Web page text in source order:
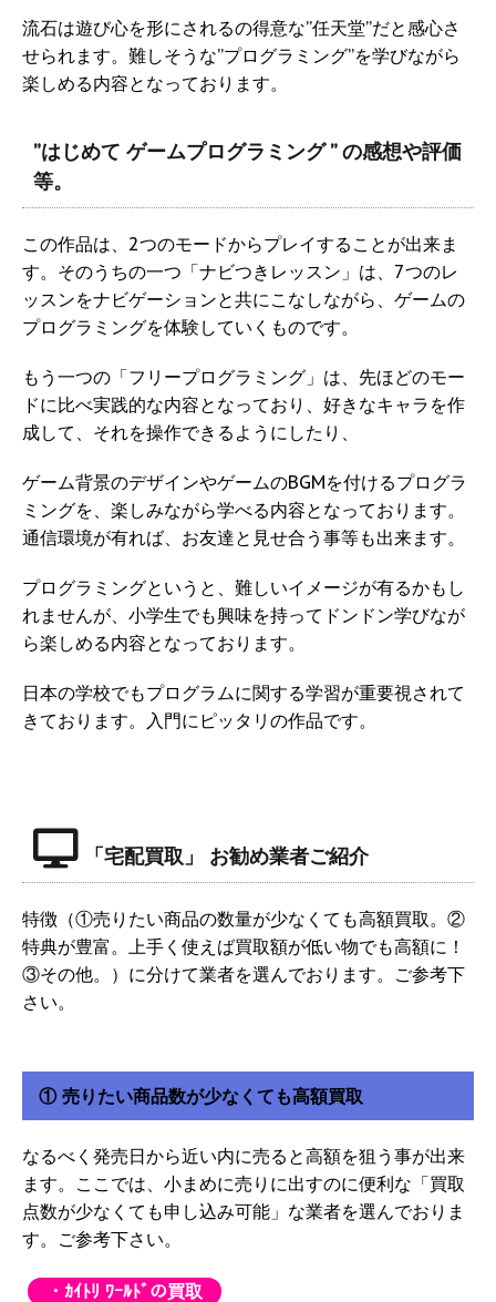
流石は遊び心を形にされるの得意な”任天堂”だと感心さ
せられます。難しそうな”プログラミング”を学びながら
楽しめる内容となっております。
”はじめて ゲームプログラミング ” の感想や評価
等。
この作品は、2つのモードからプレイすることが出来ま
す。そのうちの一つ「ナビつきレッスン」は、7つのレ
ッスンをナビゲーションと共にこなしながら、ゲームの
プログラミングを体験していくものです。
もう一つの「フリープログラミング」は、先ほどのモー
ドに比べ実践的な内容となっており、好きなキャラを作
成して、それを操作できるようにしたり、
ゲーム背景のデザインやゲームのBGMを付けるプログラ
ミングを、楽しみながら学べる内容となっております。
通信環境が有れば、お友達と見せ合う事等も出来ます。
プログラミングというと、難しいイメージが有るかもし
れませんが、小学生でも興味を持ってドンドン学びなが
ら楽しめる内容となっております。
日本の学校でもプログラムに関する学習が重要視されて
きております。入門にピッタリの作品です。
「宅配買取」 お勧め業者ご紹介
特徴（①売りたい商品の数量が少なくても高額買取。②
特典が豊富。上手く使えば買取額が低い物でも高額に！
③その他。）に分けて業者を選んでおります。ご参考下
さい。
① 売りたい商品数が少なくても高額買取
なるべく発売日から近い内に売ると高額を狙う事が出来
ます。ここでは、小まめに売りに出すのに便利な「買取
点数が少なくても申し込み可能」な業者を選んでおりま
す。ご参考下さい。
・ｶｲﾄﾘ ﾜｰﾙﾄﾞの買取